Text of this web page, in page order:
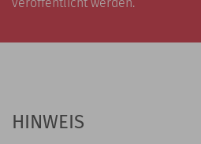
veröffentlicht werden.
HINWEIS